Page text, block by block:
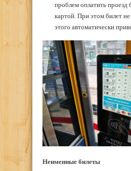
проблем оплатить проезд
картой. При этом билет
этого автоматически
Неименные билеты